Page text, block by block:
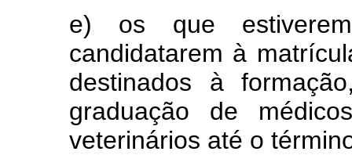
e) os que
candidatarem à
destinados à
graduação de
veterinários até o